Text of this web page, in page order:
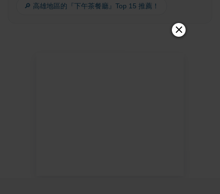
🔎 高雄地區的『下午茶餐廳』Top 15 推薦！